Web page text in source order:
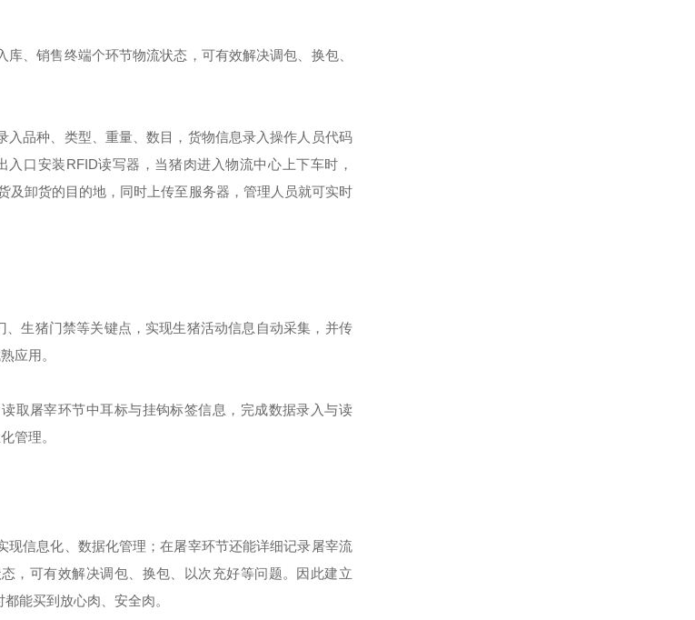
、销售终端个环节物流状态，可有效解决调包、换包、
品种、类型、重量、数目，货物信息录入操作人员代码
口安装RFID读写器，当猪肉进入物流中心上下车时，
及卸货的目的地，同时上传至服务器，管理人员就可实时
生猪门禁等关键点，实现生猪活动信息自动采集，并传
应用。
取屠宰环节中耳标与挂钩标签信息，完成数据录入与读
管理。
信息化、数据化管理；在屠宰环节还能详细记录屠宰流
，可有效解决调包、换包、以次充好等问题。因此建立
能买到放心肉、安全肉。